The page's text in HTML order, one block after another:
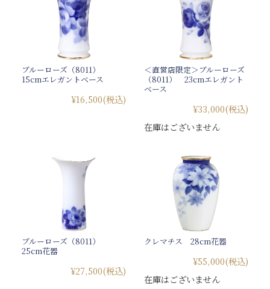
ブルーローズ（8011）
15cmエレガントベース
¥16,500(税込)
＜直営店限定＞ブルーローズ
（8011） 23cmエレガント
ベース
¥33,000(税込)
在庫はございません
ブルーローズ（8011）
25cm花器
¥27,500(税込)
クレマチス 28cm花器
¥55,000(税込)
在庫はございません